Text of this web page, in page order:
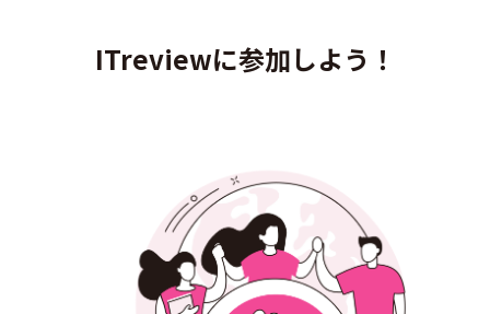
ITreviewに参加しよう！